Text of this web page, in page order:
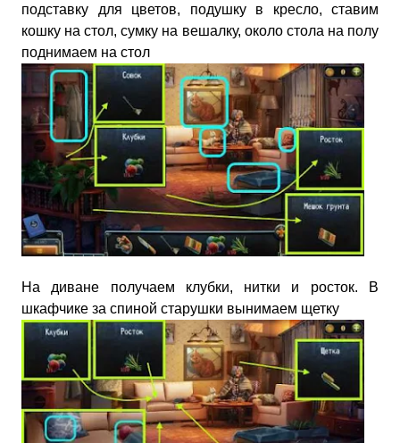
подставку для цветов, подушку в кресло, ставим
кошку на стол, сумку на вешалку, около стола на полу
поднимаем на стол
На диване получаем клубки, нитки и росток. В
шкафчике за спиной старушки вынимаем щетку